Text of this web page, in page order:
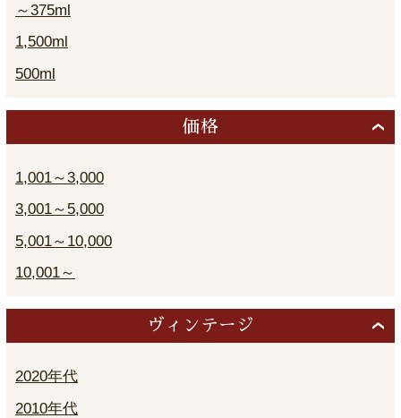
～375ml
1,500ml
500ml
価格
1,001～3,000
3,001～5,000
5,001～10,000
10,001～
ヴィンテージ
2020年代
2010年代